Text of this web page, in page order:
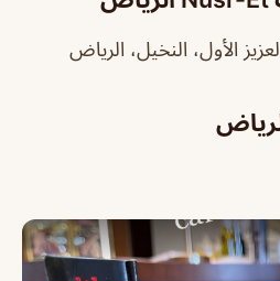
الأول، النخيل، الرياض